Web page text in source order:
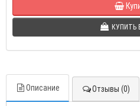
КУПИТЬ
Описание Отзывы (0)